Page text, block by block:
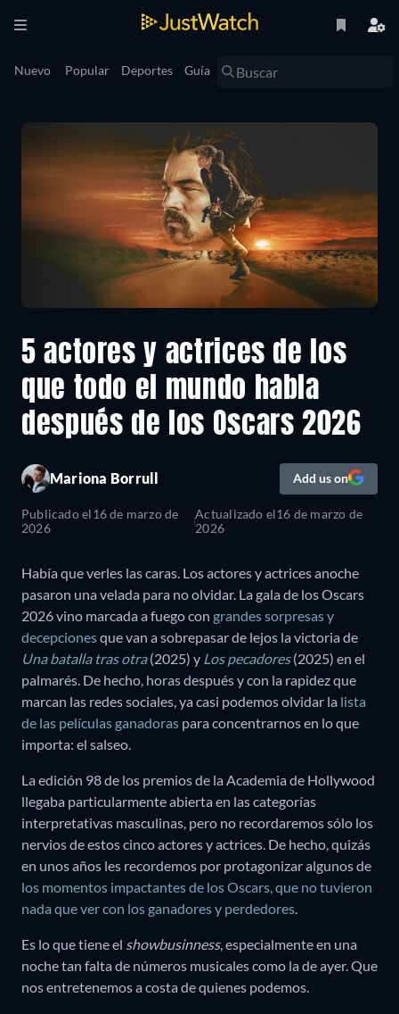
Nuevo Popular Deportes Guía
5 actores y actrices de los
que todo el mundo habla
después de los Oscars 2026
Mariona Borrull Add us on
Publicado el16 de marzo de
2026
Actualizado el16 de marzo de
2026
Había que verles las caras. Los actores y actrices anoche
pasaron una velada para no olvidar. La gala de los Oscars
2026 vino marcada a fuego con grandes sorpresas y
decepcionesque van a sobrepasar de lejos la victoria de
Una batalla tras otra(2025) y Los pecadores(2025) en el
palmarés. De hecho, horas después y con la rapidez que
marcan las redes sociales, ya casi podemos olvidar la lista
de las películas ganadoras para concentrarnos en lo que
importa: el salseo.
La edición 98 de los premios de la Academia de Hollywood
llegaba particularmente abierta en las categorías
interpretativas masculinas, pero no recordaremos sólo los
nervios de estos cinco actores y actrices. De hecho, quizás
en unos años les recordemos por protagonizar algunos de
los momentos impactantes de los Oscars, que no tuvieron
nada que ver con los ganadores y perdedores
Es lo que tiene el showbusinness, especialmente en una
noche tan falta de números musicales como la de ayer. Que
nos entretenemos a costa de quienes podemos.